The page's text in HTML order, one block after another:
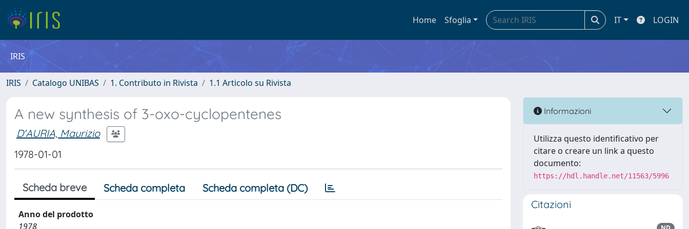
Home Sfoglia IT LOGIN
IRIS
IRIS Catalogo UNIBAS 1. Contributo in Rivista 1.1 Articolo su Rivista
A new synthesis of 3-oxo-cyclopentenes
D'AURIA, Maurizio
1978-01-01
Scheda breve Scheda completa Scheda completa (DC)
Anno del prodotto
1978
Informazioni
Utilizza questo identificativo per
citare o creare un link a questo
documento:
https://hdl.handle.net/11563/5996
Citazioni